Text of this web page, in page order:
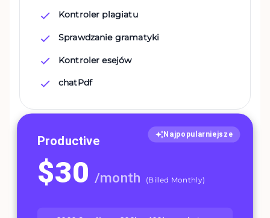
Kontroler plagiatu
Sprawdzanie gramatyki
Kontroler esejów
chatPdf
Najpopularniejsze
Productive
$30 /month (Billed Monthly)